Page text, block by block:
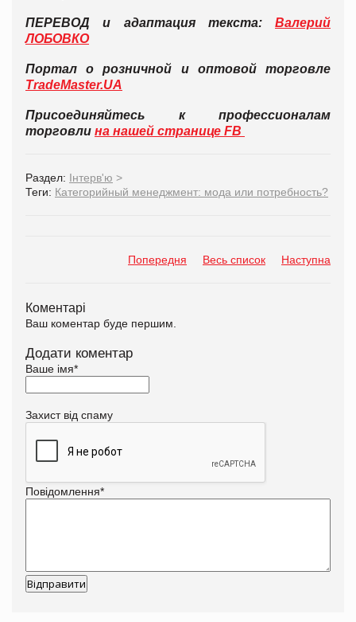
ПЕРЕВОД и адаптация текста: Валерий
ЛОБОВКО
Портал о розничной и оптовой торговле
TradeMaster.UA
Присоединяйтесь к профессионалам
торговли на нашей странице FB
Раздел: Інтерв'ю >
Теги: Категорийный менеджмент: мода или потребность?
Попередня Весь список Наступна
Коментарі
Ваш коментар буде першим.
Додати коментар
Ваше імя*
Захист від спаму
Повідомлення*